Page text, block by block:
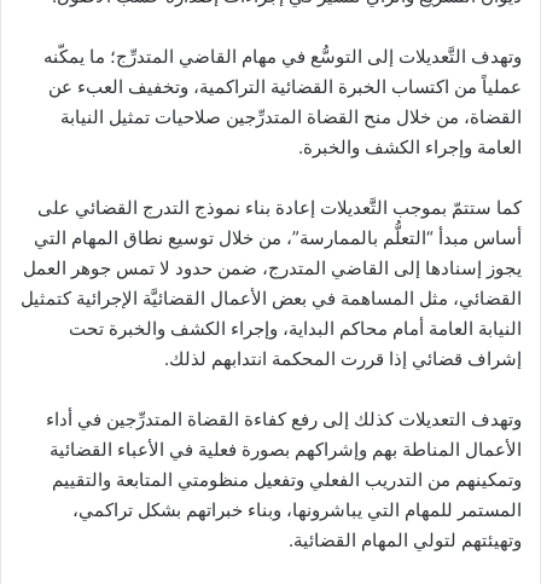
وتهدف التَّعديلات إلى التوسُّع في مهام القاضي المتدرِّج؛ ما يمكّنه
عملياً من اكتساب الخبرة القضائية التراكمية، وتخفيف العبء عن
القضاة، من خلال منح القضاة المتدرِّجين صلاحيات تمثيل النيابة
العامة وإجراء الكشف والخبرة.
كما ستتمّ بموجب التَّعديلات إعادة بناء نموذج التدرج القضائي على
أساس مبدأ “التعلُّم بالممارسة”، من خلال توسيع نطاق المهام التي
يجوز إسنادها إلى القاضي المتدرج، ضمن حدود لا تمس جوهر العمل
القضائي، مثل المساهمة في بعض الأعمال القضائيَّة الإجرائية كتمثيل
النيابة العامة أمام محاكم البداية، وإجراء الكشف والخبرة تحت
إشراف قضائي إذا قررت المحكمة انتدابهم لذلك.
وتهدف التعديلات كذلك إلى رفع كفاءة القضاة المتدرِّجين في أداء
الأعمال المناطة بهم وإشراكهم بصورة فعلية في الأعباء القضائية
وتمكينهم من التدريب الفعلي وتفعيل منظومتي المتابعة والتقييم
المستمر للمهام التي يباشرونها، وبناء خبراتهم بشكل تراكمي،
وتهيئتهم لتولي المهام القضائية.